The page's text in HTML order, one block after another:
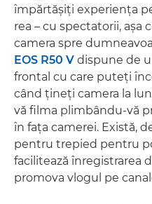
împărtăşiţi experienţa
rea – cu spectatorii, aşa
camera spre
EOS R50 V dispune de
frontal cu care puteţi
când ţineţi camera la
vă filma plimbându-vă
în faţa camerei. Există,
pentru trepied pentru
facilitează înregistrarea
promova vlogul pe